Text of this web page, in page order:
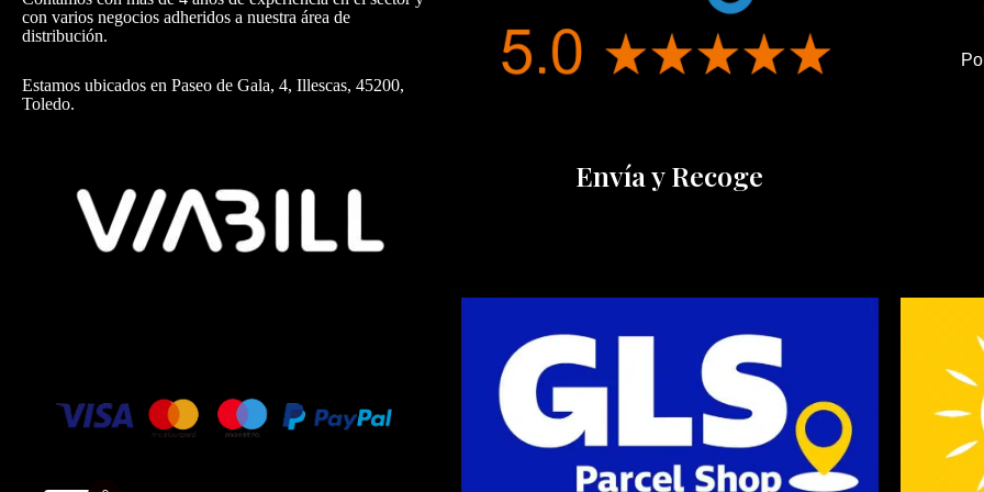
con varios negocios adheridos a nuestra área de
distribución.
Estamos ubicados en Paseo de Gala, 4, Illescas, 45200,
Toledo.
Envía y Recoge